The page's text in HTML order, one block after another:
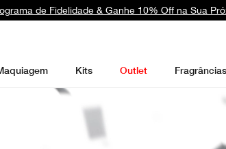
de Fidelidade & Ganhe 10% Off na Sua
Kits Outlet Fragrâncias